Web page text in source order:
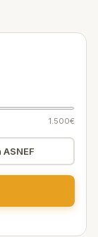
1.500€
ASNEF